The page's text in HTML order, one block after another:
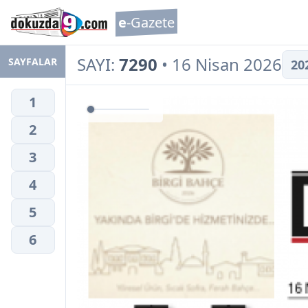
e-Gazete
SAYFALAR
1
2
3
4
5
6
SAYI: 7290 • 16 Nisan 2026